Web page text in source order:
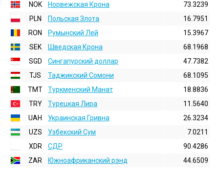
NOK
Норвежская Крона
73.3239
PLN
Польская Злота
16.7951
RON
Румынский Лей
15.3967
SEK
Шведская Крона
68.1968
SGD
Сингапурский доллар
47.7382
TJS
Таджикский Сомони
68.1095
TMT
Туркменский Манат
18.8836
TRY
Турецкая Лира
11.5640
UAH
Украинская Гривна
26.3234
UZS
Узбекский Сум
7.0211
XDR
СДР
90.4286
ZAR
Южноафриканский рэнд 44.6509